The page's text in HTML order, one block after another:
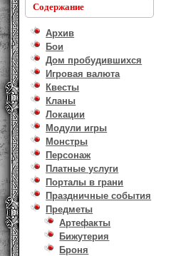
Содержание
Архив
Бои
Дом пробудившихся
Игровая валюта
Квесты
Кланы
Локации
Модули игры
Монстры
Персонаж
Платные услуги
Порталы в грани
Праздничные события
Предметы
Артефакты
Бижутерия
Броня